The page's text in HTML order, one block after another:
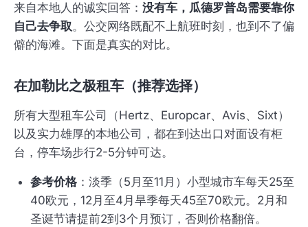
来自本地人的诚实回答： 没有车，瓜德罗普岛需要靠你
自己去争取。公交网络既配不上航班时刻，也到不了偏
僻的海滩。下面是真实的对比。
在加勒比之极租车（推荐选择）
所有大型租车公司（Hertz、Europcar、Avis、Sixt）
以及实力雄厚的本地公司，都在到达出口对面设有柜
台，停车场步行2-5分钟可达。
参考价格 ：淡季（5月至11月）小型城市车每天25至
40欧元，12月至4月旱季每天45至70欧元。2月和
圣诞节请提前2到3个月预订，否则价格翻倍。